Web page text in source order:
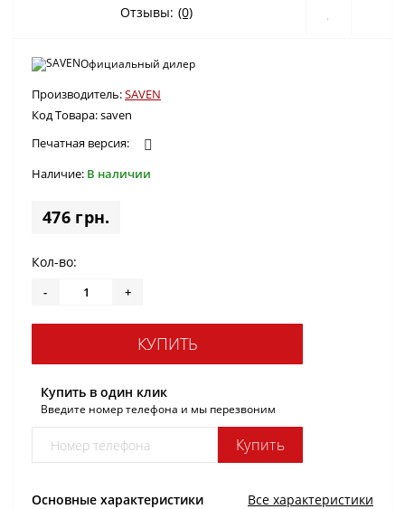
Отзывы: (0)
Производитель:SAVEN
Код Товара:saven
Печатная версия:
Наличие: В наличии
476 грн.
Официальный дилер
Основные характеристики Все характеристики
Кол-во:
- +
КУПИТЬ
Купить в один клик
Введите номер телефона и мы перезвоним
Купить